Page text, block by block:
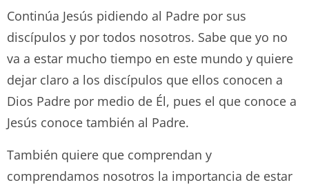
Continúa Jesús pidiendo al Padre por sus
discípulos y por todos nosotros. Sabe que yo no
va a estar mucho tiempo en este mundo y quiere
dejar claro a los discípulos que ellos conocen a
Dios Padre por medio de Él, pues el que conoce a
Jesús conoce también al Padre.
También quiere que comprendan y
comprendamos nosotros la importancia de estar